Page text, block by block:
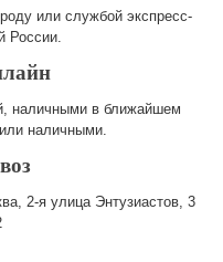
или службой экспресс-
России.
наличными в ближайшем
наличными.
2-я улица Энтузиастов, 3